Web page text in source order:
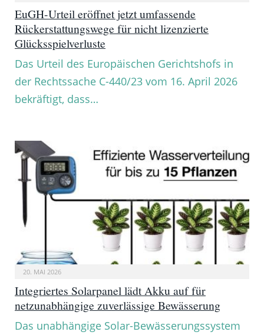
EuGH-Urteil eröffnet jetzt umfassende
Rückerstattungswege für nicht lizenzierte
Glücksspielverluste
Das Urteil des Europäischen Gerichtshofs in
der Rechtssache C-440/23 vom 16. April 2026
bekräftigt, dass…
20. MAI 2026
Integriertes Solarpanel lädt Akku auf für
netzunabhängige zuverlässige Bewässerung
Das unabhängige Solar-Bewässerungssystem